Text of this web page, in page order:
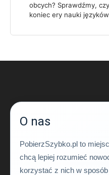
obcych? Sprawdźmy,
koniec ery nauki
O nas
PobierzSzybko.pl to
chcą lepiej rozumieć
korzystać z nich w